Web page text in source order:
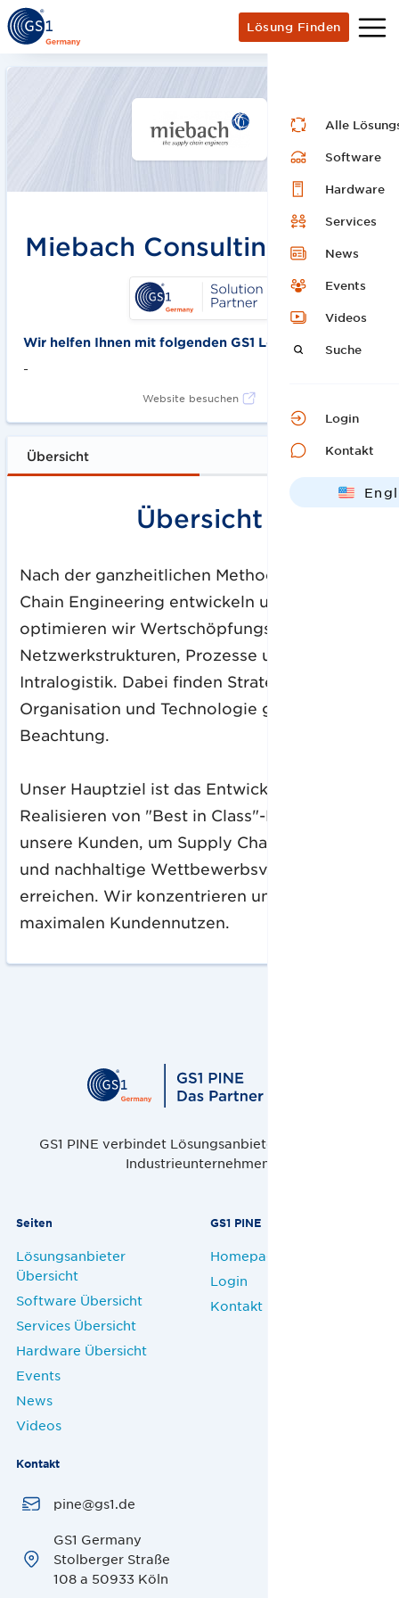
Lösung Finden
Alle
Software
Hardware
Services
News
Events
Videos
Suche
Login
Kontakt
Übersicht
Übersicht
Nach der ganzheitlichen Methode des Supply
Chain Engineering entwickeln und
optimieren wir Wertschöpfungsketten,
Netzwerkstrukturen, Prozesse und
Intralogistik. Dabei finden Strategie,
Organisation und Technologie gleichermaßen
Beachtung.
Unser Hauptziel ist das Entwickeln und
Realisieren von "Best in Class"-Lösungen für
unsere Kunden, um Supply Chain Excellence
und nachhaltige Wettbewerbsvorteile zu
erreichen. Wir konzentrieren uns auf den
maximalen Kundennutzen.
Miebach Consulting GmbH
Wir helfen Ihnen mit folgenden GS1 Lösungen:
-
Website besuchen
GS1 PINE verbindet Lösungsanbieter, Handel und
Industrieunternehmen.
Seiten
Lösungsanbieter
Übersicht
Software Übersicht
Services Übersicht
Hardware Übersicht
Events
News
Videos
GS1 PINE
Homepage
Login
Kontakt
Kontakt
pine@gs1.de
GS1 Germany
Stolberger Straße
108 a 50933 Köln